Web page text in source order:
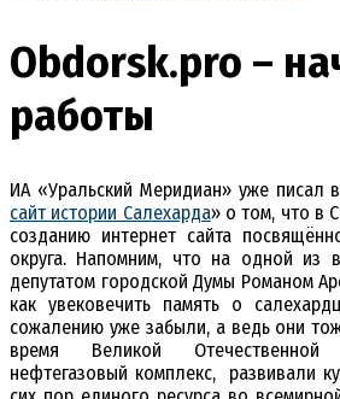
Obdorsk.pro –
работы
ИА «Уральский Меридиан» уже писал
сайт истории Салехарда» о том, что в
созданию интернет сайта
округа. Напомним, что на одной из
депутатом городской Думы Романом
как увековечить память о
сожалению уже забыли, а ведь они
время Великой
нефтегазовый комплекс, развивали